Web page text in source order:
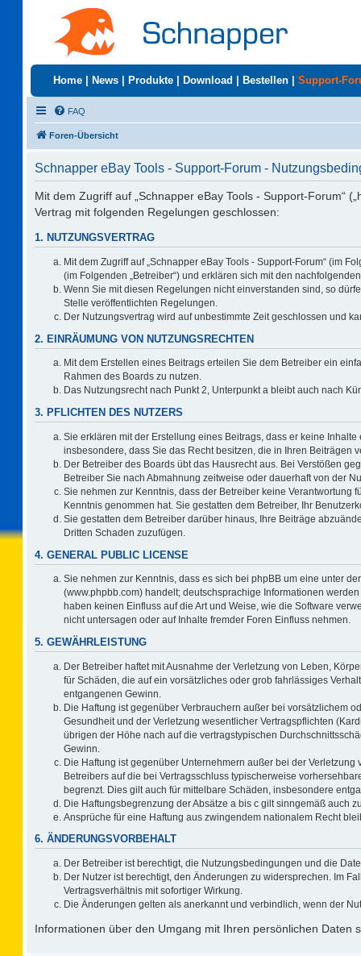
Home News Produkte Download Bestellen Support-
FAQ
Foren-Übersicht
Schnapper eBay Tools - Support-Forum -
Mit dem Zugriff auf „Schnapper eBay Tools - Support-Forum“
Vertrag mit folgenden Regelungen geschlossen:
1. NUTZUNGSVERTRAG
Mit dem Zugriff auf „Schnapper eBay Tools - Support-Forum“ (im
(im Folgenden „Betreiber“) und erklären sich mit den
Wenn Sie mit diesen Regelungen nicht einverstanden sind, so
Stelle veröffentlichten Regelungen.
Der Nutzungsvertrag wird auf unbestimmte Zeit geschlossen und
2. EINRÄUMUNG VON NUTZUNGSRECHTEN
Mit dem Erstellen eines Beitrags erteilen Sie dem Betreiber ein
Rahmen des Boards zu nutzen.
Das Nutzungsrecht nach Punkt 2, Unterpunkt a bleibt auch nach
3. PFLICHTEN DES NUTZERS
Sie erklären mit der Erstellung eines Beitrags, dass er keine
insbesondere, dass Sie das Recht besitzen, die in Ihren Beiträgen
Der Betreiber des Boards übt das Hausrecht aus. Bei Verstößen
Betreiber Sie nach Abmahnung zeitweise oder dauerhaft von der
Sie nehmen zur Kenntnis, dass der Betreiber keine Verantwortung
Kenntnis genommen hat. Sie gestatten dem Betreiber, Ihr
Sie gestatten dem Betreiber darüber hinaus, Ihre Beiträge
Dritten Schaden zuzufügen.
4. GENERAL PUBLIC LICENSE
Sie nehmen zur Kenntnis, dass es sich bei phpBB um eine unter der
(www.phpbb.com) handelt; deutschsprachige Informationen
haben keinen Einfluss auf die Art und Weise, wie die Software
nicht untersagen oder auf Inhalte fremder Foren Einfluss nehmen.
5. GEWÄHRLEISTUNG
Der Betreiber haftet mit Ausnahme der Verletzung von Leben,
für Schäden, die auf ein vorsätzliches oder grob fahrlässiges
entgangenen Gewinn.
Die Haftung ist gegenüber Verbrauchern außer bei vorsätzlichem
Gesundheit und der Verletzung wesentlicher Vertragspflichten
übrigen der Höhe nach auf die vertragstypischen
Gewinn.
Die Haftung ist gegenüber Unternehmern außer bei der
Betreibers auf die bei Vertragsschluss typischerweise
begrenzt. Dies gilt auch für mittelbare Schäden, insbesondere
Die Haftungsbegrenzung der Absätze a bis c gilt sinngemäß auch
Ansprüche für eine Haftung aus zwingendem nationalem Recht
6. ÄNDERUNGSVORBEHALT
Der Betreiber ist berechtigt, die Nutzungsbedingungen und die
Der Nutzer ist berechtigt, den Änderungen zu widersprechen. Im
Vertragsverhältnis mit sofortiger Wirkung.
Die Änderungen gelten als anerkannt und verbindlich, wenn der
Informationen über den Umgang mit Ihren persönlichen Daten